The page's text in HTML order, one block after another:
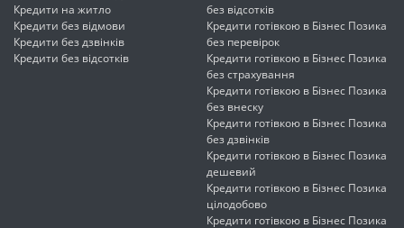
Кредити на житло
Кредити без відмови
Кредити без дзвінків
Кредити без відсотків
без відсотків
Кредити готівкою в Бізнес Позика
без перевірок
Кредити готівкою в Бізнес Позика
без страхування
Кредити готівкою в Бізнес Позика
без внеску
Кредити готівкою в Бізнес Позика
без дзвінків
Кредити готівкою в Бізнес Позика
дешевий
Кредити готівкою в Бізнес Позика
цілодобово
Кредити готівкою в Бізнес Позика